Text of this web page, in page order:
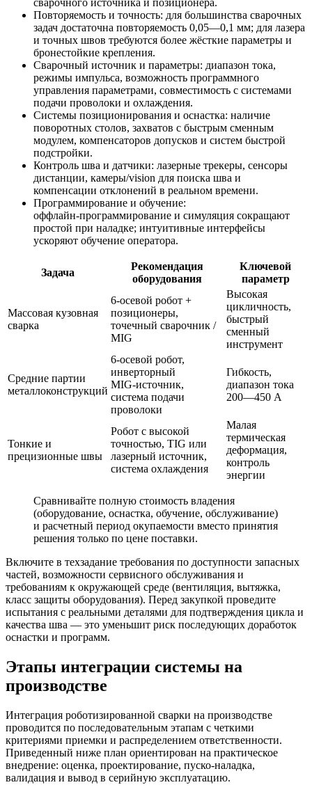
сварочного источника и позиционера.
Повторяемость и точность: для большинства сварочных
задач достаточна повторяемость 0,05—0,1 мм; для лазера
и точных швов требуются более жёсткие параметры и
бронестойкие крепления.
Сварочный источник и параметры: диапазон тока,
режимы импульса, возможность программного
управления параметрами, совместимость с системами
подачи проволоки и охлаждения.
Системы позиционирования и оснастка: наличие
поворотных столов, захватов с быстрым сменным
модулем, компенсаторов допусков и систем быстрой
подстройки.
Контроль шва и датчики: лазерные трекеры, сенсоры
дистанции, камеры/vision для поиска шва и
компенсации отклонений в реальном времени.
Программирование и обучение:
оффлайн‑программирование и симуляция сокращают
простой при наладке; интуитивные интерфейсы
ускоряют обучение оператора.
Задача
Рекомендация
оборудования
Ключевой
параметр
Массовая кузовная
сварка
6‑осевой робот +
позиционеры,
точечный сварочник /
MIG
Высокая
цикличность,
быстрый
сменный
инструмент
Средние партии
металлоконструкций
6‑осевой робот,
инверторный
MIG‑источник,
система подачи
проволоки
Гибкость,
диапазон тока
200—450 А
Тонкие и
прецизионные швы
Робот с высокой
точностью, TIG или
лазерный источник,
система охлаждения
Малая
термическая
деформация,
контроль
энергии
Сравнивайте полную стоимость владения
(оборудование, оснастка, обучение, обслуживание)
и расчетный период окупаемости вместо принятия
решения только по цене поставки.
Включите в техзадание требования по доступности запасных
частей, возможности сервисного обслуживания и
требованиям к окружающей среде (вентиляция, вытяжка,
класс защиты оборудования). Перед закупкой проведите
испытания с реальными деталями для подтверждения цикла и
качества шва — это уменьшит риск последующих доработок
оснастки и программ.
Этапы интеграции системы на
производстве
Интеграция роботизированной сварки на производстве
проводится по последовательным этапам с четкими
критериями приемки и распределением ответственности.
Приведенный ниже план ориентирован на практическое
внедрение: оценка, проектирование, пуско-наладка,
валидация и вывод в серийную эксплуатацию.